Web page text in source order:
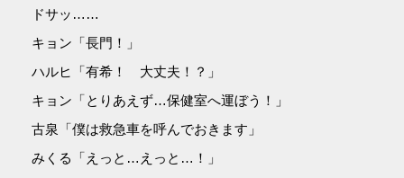
ドサッ……
キョン「長門！」
ハルヒ「有希！ 大丈夫！？」
キョン「とりあえず…保健室へ運ぼう！」
古泉「僕は救急車を呼んでおきます」
みくる「えっと…えっと…！」